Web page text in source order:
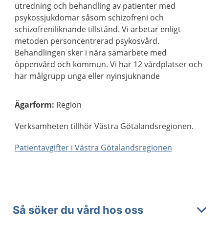
utredning och behandling av patienter med
psykossjukdomar såsom schizofreni och
schizofreniliknande tillstånd. Vi arbetar enligt
metoden personcentrerad psykosvård.
Behandlingen sker i nära samarbete med
öppenvård och kommun. Vi har 12 vårdplatser och
har målgrupp unga eller nyinsjuknande
Ägarform: Region
Verksamheten tillhör Västra Götalandsregionen.
Patientavgifter i Västra Götalandsregionen
Så söker du vård hos oss